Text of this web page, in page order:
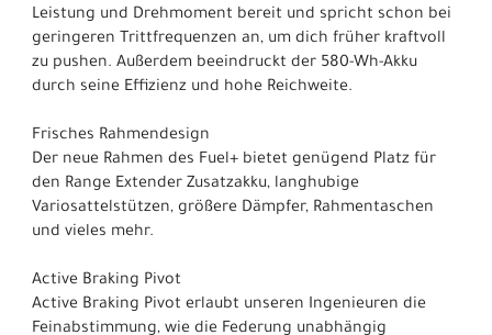
Leistung und Drehmoment bereit und spricht schon bei
geringeren Trittfrequenzen an, um dich früher kraftvoll
zu pushen. Außerdem beeindruckt der 580-Wh-Akku
durch seine Effizienz und hohe Reichweite.
Frisches Rahmendesign
Der neue Rahmen des Fuel+ bietet genügend Platz für
den Range Extender Zusatzakku, langhubige
Variosattelstützen, größere Dämpfer, Rahmentaschen
und vieles mehr.
Active Braking Pivot
Active Braking Pivot erlaubt unseren Ingenieuren die
Feinabstimmung, wie die Federung unabhängig